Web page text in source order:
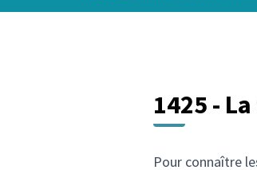
1425 -
Pour connaître